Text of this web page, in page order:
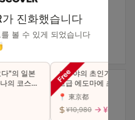
진화했습니다
볼 수 있게 되었습니다
"의 일본
코스에
동반 가
시부야의 초인기점이 긴
고급 에도마에 초밥 "특상
카세 코스를 만끽하세요(
📍 東京都
¥10,980 → ¥0